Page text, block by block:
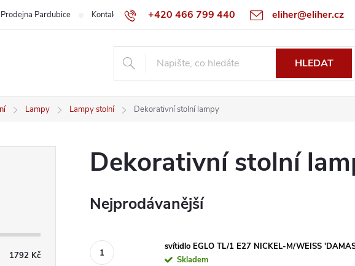
+420 466 799 440 eliher@eliher.cz
Prodejna Pardubice Kontakt Obchodní podmínky Reklamační řád Specialista
HLEDAT
Lampy Lampy stolní Dekorativní stolní lampy
1792 Kč
Dekorativní stolní
Nejprodávanější
svítidlo EGLO TL/1 E27 NICKEL-M/WEISS
Skladem